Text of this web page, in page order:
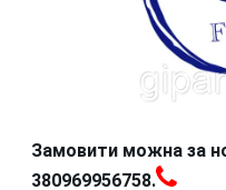
Замовити можна за
380969956758.